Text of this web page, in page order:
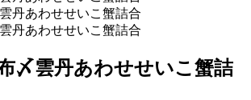
〆雲丹あわせせいこ蟹詰